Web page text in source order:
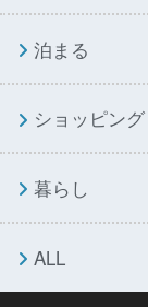
泊まる
ショッピング
暮らし
ALL